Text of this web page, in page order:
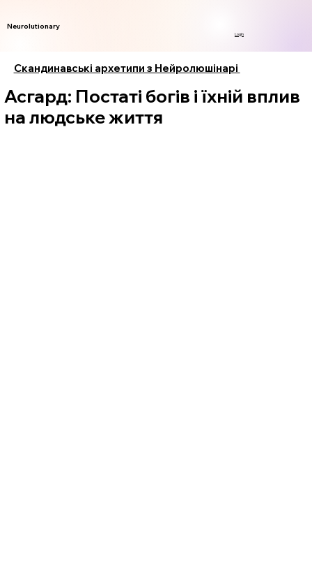
Neurolutionary
Login
Скандинавські архетипи з Нейролюшінарі
Асгард: Постаті богів і їхній вплив
на людське життя